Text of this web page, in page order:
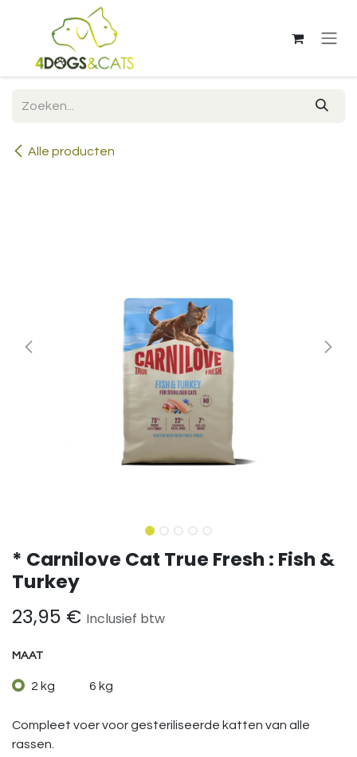
Overslaan naar inhoud
Alle producten
* Carnilove Cat True Fresh : Fish &
Turkey
23,95 € Inclusief btw
MAAT
2 kg 6 kg
Compleet voer voor gesteriliseerde katten van alle
rassen.